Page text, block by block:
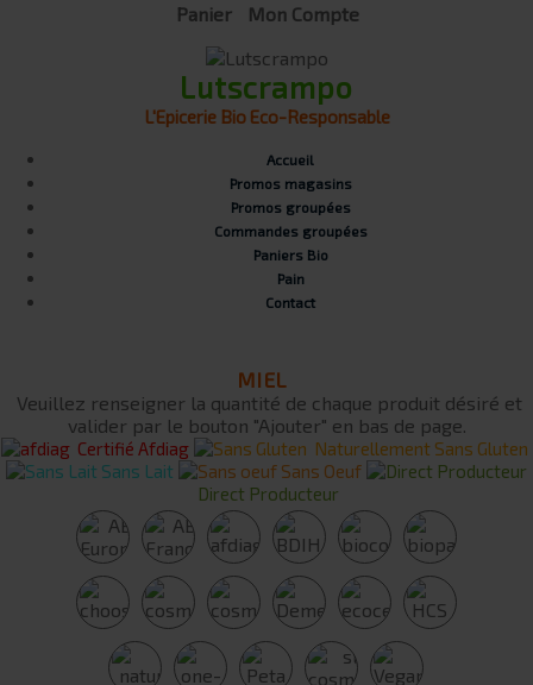
Panier Mon Compte
Lutscrampo
L'Epicerie Bio Eco-Responsable
Accueil
Promos magasins
Promos groupées
Commandes groupées
Paniers Bio
Pain
Contact
MIEL
Veuillez renseigner la quantité de chaque produit désiré et
valider par le bouton "Ajouter" en bas de page.
Certifié Afdiag
Naturellement Sans Gluten
Sans Lait
Sans Oeuf
Direct Producteur